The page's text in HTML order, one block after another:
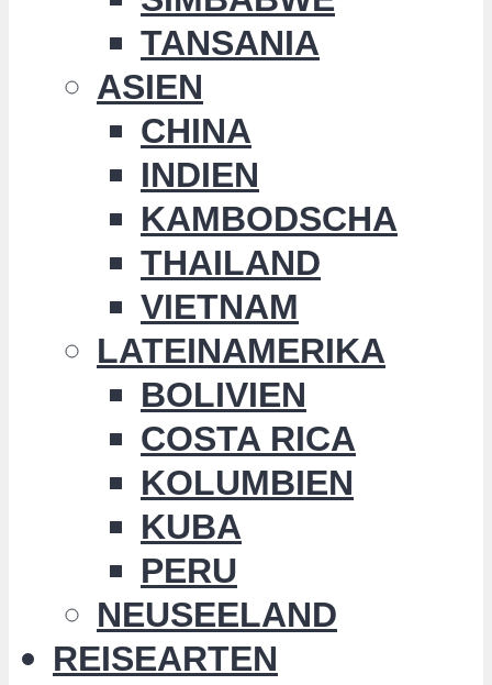
TANSANIA
ASIEN
CHINA
INDIEN
KAMBODSCHA
THAILAND
VIETNAM
LATEINAMERIKA
BOLIVIEN
COSTA RICA
KOLUMBIEN
KUBA
PERU
NEUSEELAND
REISEARTEN